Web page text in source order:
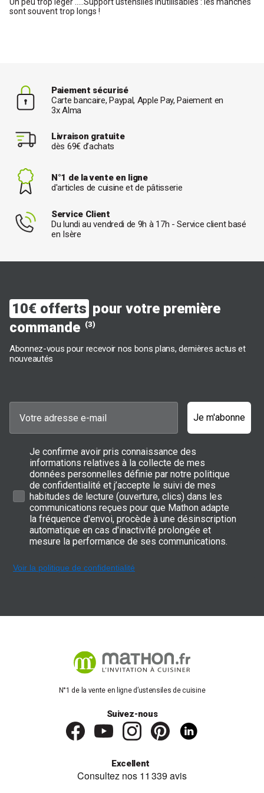
sont souvent trop longs !
Paiement sécurisé
Carte bancaire, Paypal, Apple Pay, Paiement en
3x Alma
Livraison gratuite
dès 69€ d’achats
N°1 de la vente en ligne
d'articles de cuisine et de pâtisserie
Service Client
Du lundi au vendredi de 9h à 17h - Service client basé
en Isère
10€ offerts pour votre première
commande (3)
Abonnez-vous pour recevoir nos bons plans, dernières actus et
nouveautés
Je m'abonne
Je confirme avoir pris connaissance des
informations relatives à la collecte de mes
données personnelles définie par notre politique
de confidentialité et j’accepte le suivi de mes
habitudes de lecture (ouverture, clics) dans les
communications reçues pour que Mathon adapte
la fréquence d'envoi, procède à une désinscription
automatique en cas d'inactivité prolongée et
mesure la performance de ses communications.
Voir la politique de confidentialité
N°1 de la vente en ligne d’ustensiles de cuisine
Suivez-nous
Excellent